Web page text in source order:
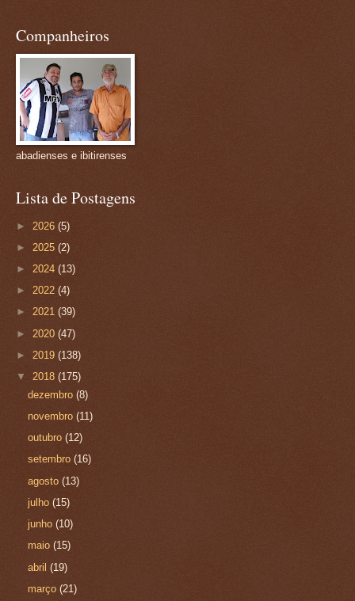
Companheiros
abadienses e ibitirenses
Lista de Postagens
► 2026 (5)
► 2025 (2)
► 2024 (13)
► 2022 (4)
► 2021 (39)
► 2020 (47)
► 2019 (138)
▼ 2018 (175)
dezembro(8)
novembro(11)
outubro(12)
setembro(16)
agosto(13)
julho(15)
junho(10)
maio(15)
abril(19)
março(21)